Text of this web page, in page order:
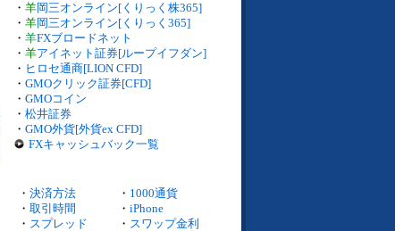
・ 羊岡三オンライン[くりっく株365]
・ 羊岡三オンライン[くりっく365]
・ 羊FXブロードネット
・ 羊アイネット証券[ループイフダン]
・ ヒロセ通商[LION CFD]
・ GMOクリック証券[CFD]
・ GMOコイン
・ 松井証券
・ GMO外貨[外貨ex CFD]
FXキャッシュバック一覧
・ 決済方法 ・ 1000通貨
・ 取引時間 ・ iPhone
・ スプレッド ・ スワップ金利